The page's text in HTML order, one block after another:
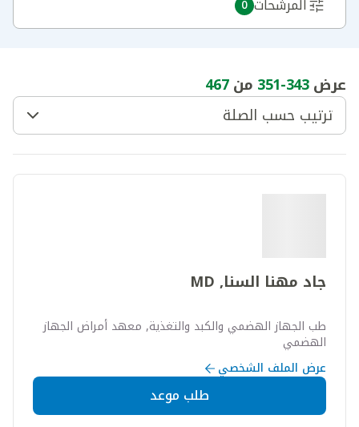
المرشحات 0
عرض343
-
351 من467
ترتيب حسب الصلة
جاد مهنا السنا, MD
طب الجهاز الهضمي والكبد والتغذية, معهد أمراض الجهاز
الهضمي
عرض الملف الشخصي
طلب موعد